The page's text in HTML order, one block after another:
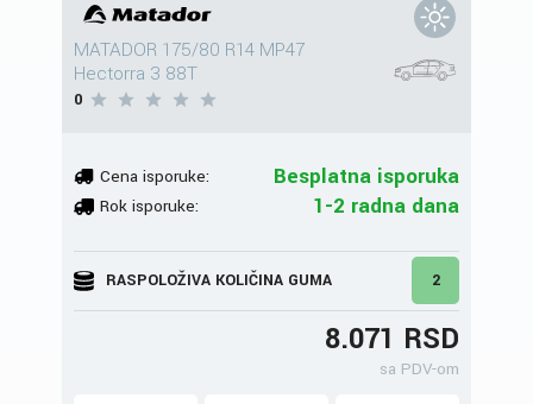
MATADOR 175/80 R14 MP47
Hectorra 3 88T
0
Cena isporuke: Besplatna isporuka
Rok isporuke: 1-2 radna dana
RASPOLOŽIVA KOLIČINA GUMA 2
8.071 RSD
sa PDV-om